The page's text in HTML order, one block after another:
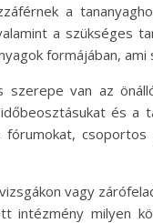
a
a szükséges
formájában,
van az
és
vagy
intézmény milyen